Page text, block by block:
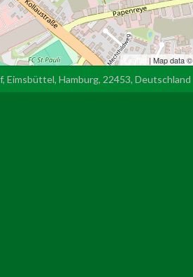
Leaflet | Map data ©
Eimsbüttel, Hamburg, 22453, Deutschland